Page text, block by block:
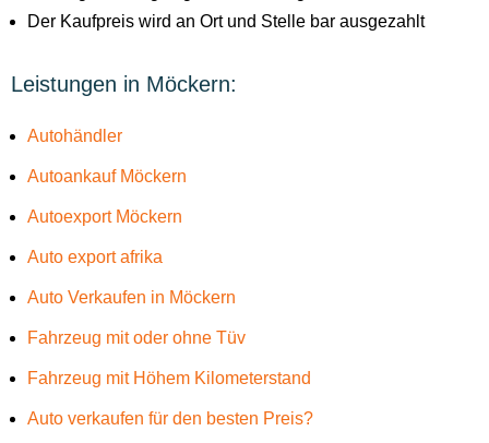
Der Kaufpreis wird an Ort und Stelle bar ausgezahlt
Leistungen in Möckern:
Autohändler
Autoankauf Möckern
Autoexport Möckern
Auto export afrika
Auto Verkaufen in Möckern
Fahrzeug mit oder ohne Tüv
Fahrzeug mit Höhem Kilometerstand
Auto verkaufen für den besten Preis?